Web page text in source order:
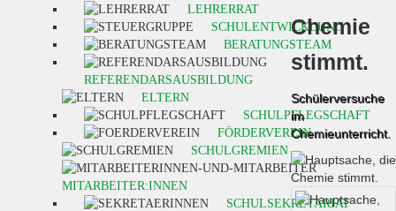
Chemie
stimmt.
Schülerversuche
im
Chemieunterricht.
LEHRERRAT
SCHULENTWICKLUNG
BERATUNGSTEAM
REFERENDARSAUSBILDUNG
ELTERN
SCHULPFLEGSCHAFT
FÖRDERVEREIN
SCHULGREMIEN
MITARBEITER:INNEN
SCHULSEKRETARIAT